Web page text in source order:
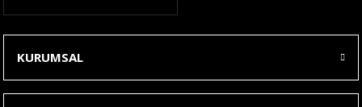
KURUMSAL